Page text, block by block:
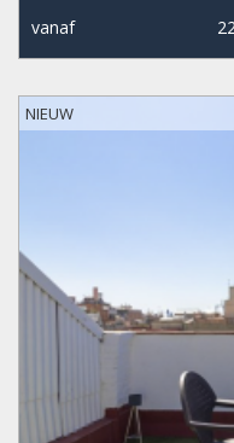
vanaf
NIEUW